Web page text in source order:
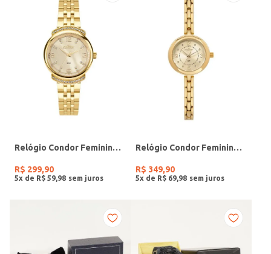
Relógio Condor Feminino DOURADO
R$ 299,90
5x de R$ 59 98
Relógio Condor Feminino DOURADO
R$ 349,90
5x de R$ 69 98